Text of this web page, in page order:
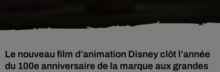
Le nouveau film d’animation Disney clôt l’année
du 100e anniversaire de la marque aux grandes